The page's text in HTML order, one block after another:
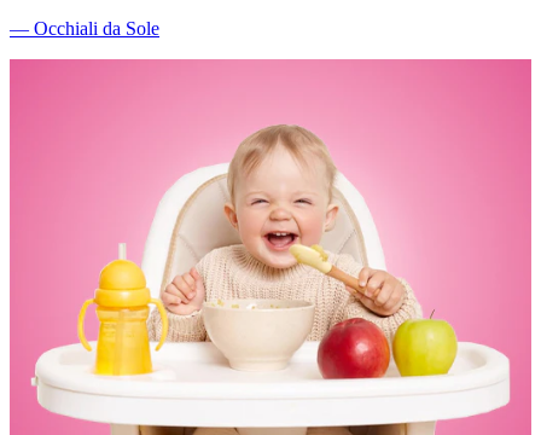
― Occhiali da Sole